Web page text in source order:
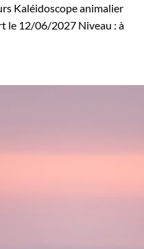
Kaléidoscope animalier
le 12/06/2027 Niveau : à